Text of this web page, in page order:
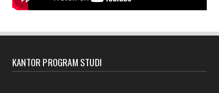
KANTOR PROGRAM STUDI